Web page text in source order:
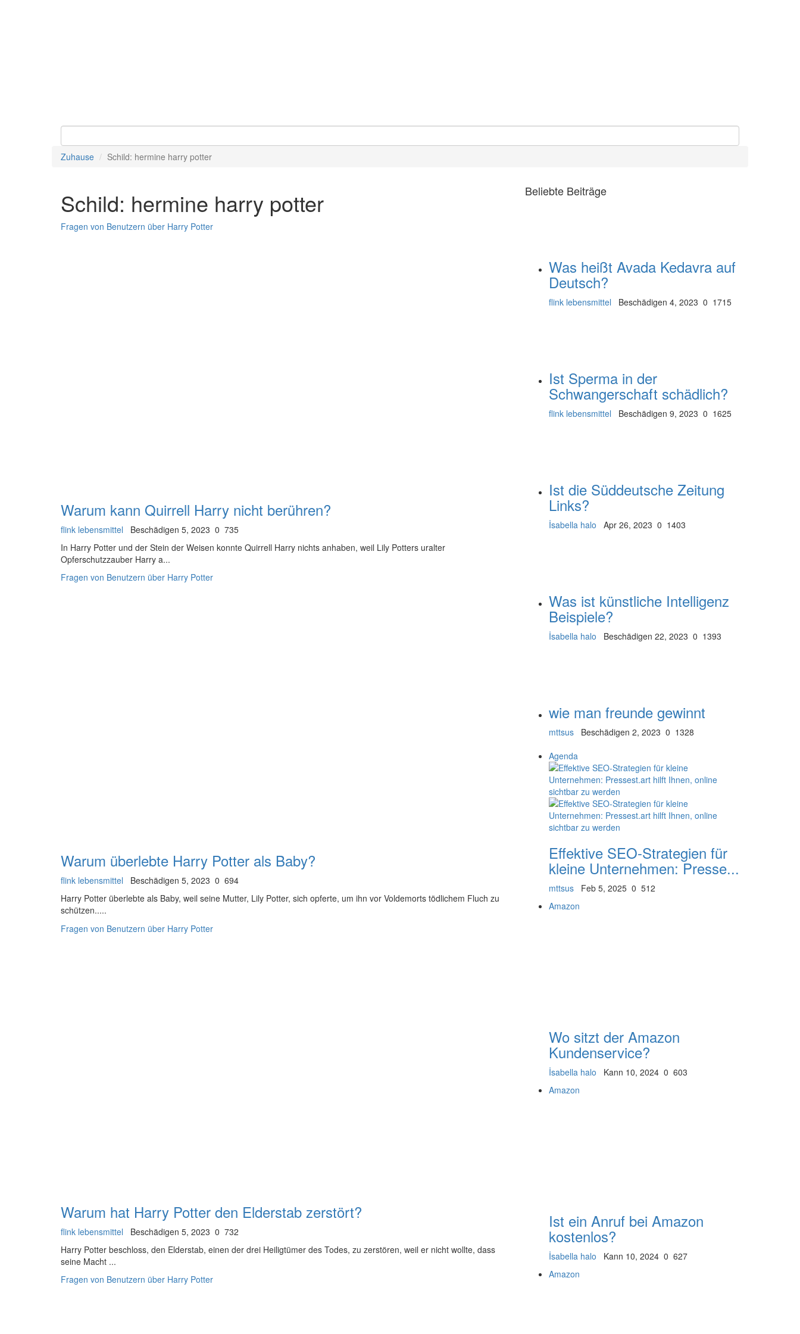
Zuhause Schild: hermine harry potter
Schild: hermine harry potter
Fragen von Benutzern über Harry Potter
Warum kann Quirrell Harry nicht berühren?
flink lebensmittel Beschädigen 5, 2023 0 735
In Harry Potter und der Stein der Weisen konnte Quirrell Harry nichts anhaben, weil Lily Potters uralter
Opferschutzzauber Harry a...
Fragen von Benutzern über Harry Potter
Warum überlebte Harry Potter als Baby?
flink lebensmittel Beschädigen 5, 2023 0 694
Harry Potter überlebte als Baby, weil seine Mutter, Lily Potter, sich opferte, um ihn vor Voldemorts tödlichem Fluch zu
schützen.....
Fragen von Benutzern über Harry Potter
Warum hat Harry Potter den Elderstab zerstört?
flink lebensmittel Beschädigen 5, 2023 0 732
Harry Potter beschloss, den Elderstab, einen der drei Heiligtümer des Todes, zu zerstören, weil er nicht wollte, dass
seine Macht ...
Fragen von Benutzern über Harry Potter
Beliebte Beiträge
Was heißt Avada Kedavra auf
Deutsch?
flink lebensmittel Beschädigen 4, 2023 0 1715
Ist Sperma in der
Schwangerschaft schädlich?
flink lebensmittel Beschädigen 9, 2023 0 1625
Ist die Süddeutsche Zeitung
Links?
İsabella halo Apr 26, 2023 0 1403
Was ist künstliche Intelligenz
Beispiele?
İsabella halo Beschädigen 22, 2023 0 1393
wie man freunde gewinnt
mttsus Beschädigen 2, 2023 0 1328
Agenda
Effektive SEO-Strategien für
kleine Unternehmen: Presse...
mttsus Feb 5, 2025 0 512
Amazon
Wo sitzt der Amazon
Kundenservice?
İsabella halo Kann 10, 2024 0 603
Amazon
Ist ein Anruf bei Amazon
kostenlos?
İsabella halo Kann 10, 2024 0 627
Amazon